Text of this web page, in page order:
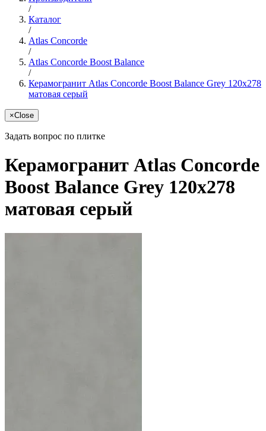
/
Каталог
/
Atlas Concorde
/
Atlas Concorde Boost Balance
/
Керамогранит Atlas Concorde Boost Balance Grey 120x278
матовая серый
×Close
Задать вопрос по плитке
Керамогранит Atlas Concorde
Boost Balance Grey 120x278
матовая серый